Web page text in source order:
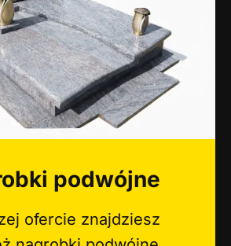
podwójne
ofercie znajdziesz